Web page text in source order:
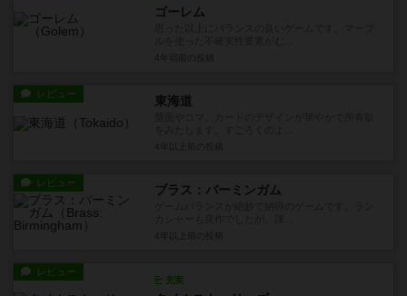
ゴーレム
レビュー 東海道
レビュー ブラス：バーミンガム
レビュー
充実